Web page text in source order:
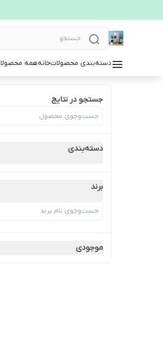
دسته‌بندی محصولاتخانههمه
جستجو در نتایج
دسته‌بندی
برند
موجودی